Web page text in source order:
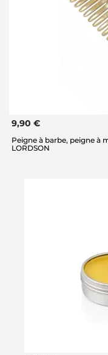
9,90 €
Peigne à barbe, peigne à
LORDSON